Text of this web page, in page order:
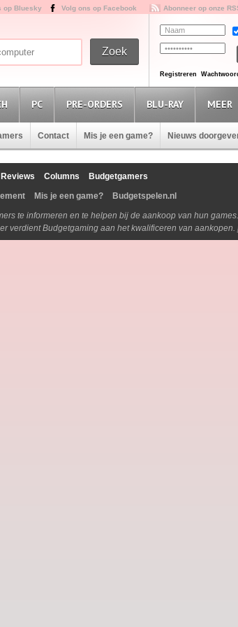
op Bluesky Volg ons op Facebook Abonneer op onze
Registreren
PC PRE-ORDERS BLU-RAY MEER
Contact Mis je een game? Nieuws
Reviews Columns
Budgetgamers
Mis je een game?
Budgetspelen.nl
te informeren en te helpen bij de aankoop van hun
verdient Budgetgaming aan het kwalificeren van aankopen.